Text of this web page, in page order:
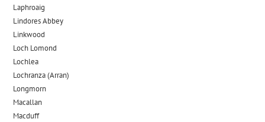
Laphroaig
Lindores Abbey
Linkwood
Loch Lomond
Lochlea
Lochranza (Arran)
Longmorn
Macallan
Macduff